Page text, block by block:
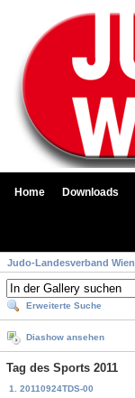
Home Downloads
Judo-Landesverband Wien
Erweiterte Suche
Diashow ansehen
Tag des Sports 2011
1. 20110924TDS-00